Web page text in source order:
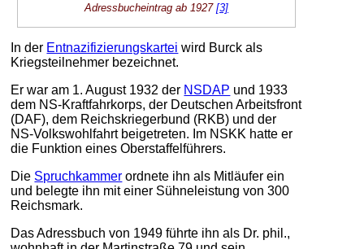
Adressbucheintrag ab 1927[3]
In der Entnazifizierungskartei wird Burck als
Kriegsteilnehmer bezeichnet.
Er war am 1. August 1932 der NSDAP und 1933
dem NS-Kraftfahrkorps, der Deutschen Arbeitsfront
(DAF), dem Reichskriegerbund (RKB) und der
NS-Volkswohlfahrt beigetreten. Im NSKK hatte er
die Funktion eines Oberstaffelführers.
Die Spruchkammer ordnete ihn als Mitläufer ein
und belegte ihn mit einer Sühneleistung von 300
Reichsmark.
Das Adressbuch von 1949 führte ihn als Dr. phil.,